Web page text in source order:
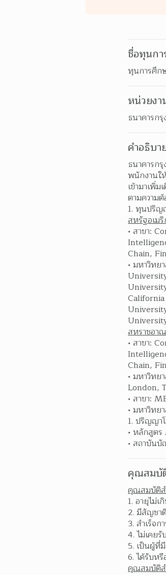
ชื่อทุนก
ทุนการศึก
หน่วยง
ธนาคารก
คำอธิบา
ธนาคารก
พนักงานใ
เข้ามาเพิ่
ตามความ
ทุนปริญ
สหรัฐอเม
สาขา:
Chain,
มหาวิทย
สหราชอา
สาขา:
Chain,
มหาวิทย
London,
สาขา:
มหาวิทย
ปริญญา
หลักสูตร
สถาบันบั
คุณสมบั
คุณสมบัติส
อายุไม่
มีสัญชา
สำเร็จ
ไม่เคย
เป็นผู้ที่
ได้รับห
คุณสมบัติส